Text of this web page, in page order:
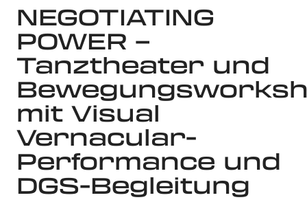
NEGOTIATING
POWER –
Tanztheater und
mit Visual
Vernacular-
Performance und
DGS-Begleitung